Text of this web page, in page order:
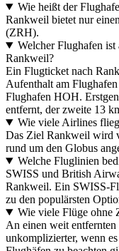
Wie heißt der
Rankweil bietet nur
(ZRH).
Welcher Flughafen ist
Rankweil?
Ein Flugticket nach
Aufenthalt am
Flughafen HOH.
entfernt, der zweite 13
Wie viele Airlines
Das Ziel Rankweil wird
rund um den Globus
Welche Fluglinien
SWISS und British
Rankweil. Ein SWISS-
zu den populärsten
Wie viele Flüge ohne
An einen weit
unkomplizierter, wenn